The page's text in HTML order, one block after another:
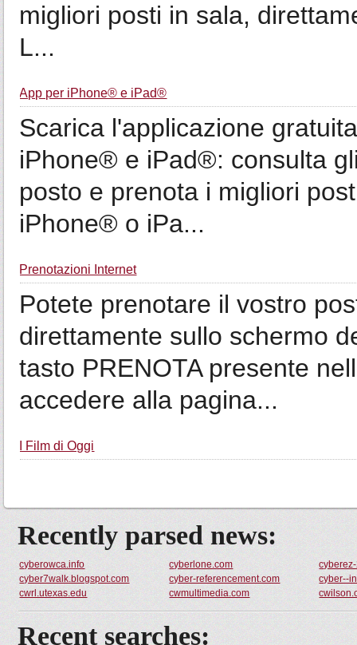
migliori posti in sala,
L...
App per iPhone® e iPad®
Scarica l'applicazione
iPhone® e iPad®: consulta
posto e prenota i migliori
iPhone® o iPa...
Prenotazioni Internet
Potete prenotare il vostro
direttamente sullo schermo
tasto PRENOTA presente
accedere alla pagina...
I Film di Oggi
Recently parsed news:
cyberowca.info cyberlone.com
cyber7walk.blogspot.com
cyber-referencement.com
cyber--
cwrl.utexas.edu
cwmultimedia.com
Recent searches: